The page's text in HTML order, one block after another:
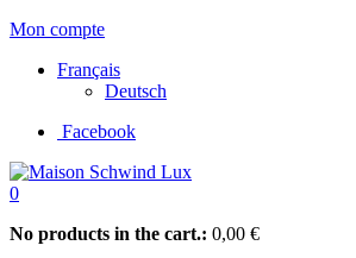
Mon compte
Français
Deutsch
Facebook
0
No products in the cart.: 0,00 €